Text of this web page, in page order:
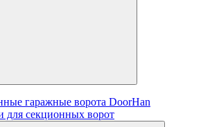
гаражные ворота DoorHan
для секционных ворот